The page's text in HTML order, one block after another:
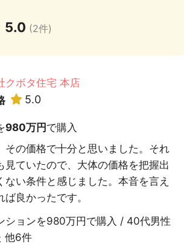
5.0 (2件)
クボタ住宅 本店
5.0
980万円 で購入
その価格で十分と思いました。それ
見ていたので、大体の価格を把握出
ない条件と感じました。本音を言え
良かったです。
ションを980万円で購入 / 40代男性
他6件